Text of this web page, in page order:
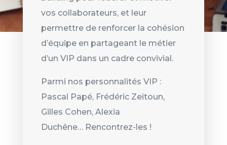
vos collaborateurs, et leur
permettre de renforcer la cohésion
d’équipe en partageant le métier
d’un VIP dans un cadre convivial.
Parmi nos personnalités VIP :
Pascal Papé, Frédéric Zeitoun,
Gilles Cohen, Alexia
Duchêne… Rencontrez-les !